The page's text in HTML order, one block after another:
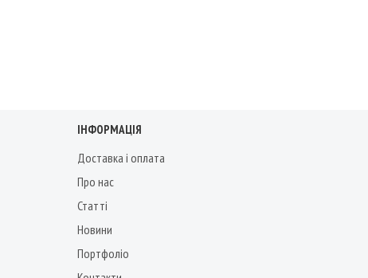
ІНФОРМАЦІЯ
Доставка і оплата
Про нас
Статті
Новини
Портфоліо